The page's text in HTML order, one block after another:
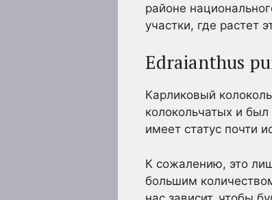
районе
участки, где растет
Edraianthus
Карликовый
колокольчатых и
имеет статус почти
К сожалению, это
большим